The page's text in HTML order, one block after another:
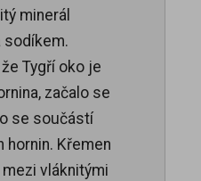
minerál
sodíkem.
Tygří oko je
začalo se
se součástí
hornin. Křemen
vláknitými